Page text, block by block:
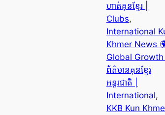
ហាត់គុនខ្មែរ |
Clubs
International
Khmer News
Global Growth |
ព័ត៌មានគុនខ្មែរ
អន្តរជាតិ |
International
KKB Kun